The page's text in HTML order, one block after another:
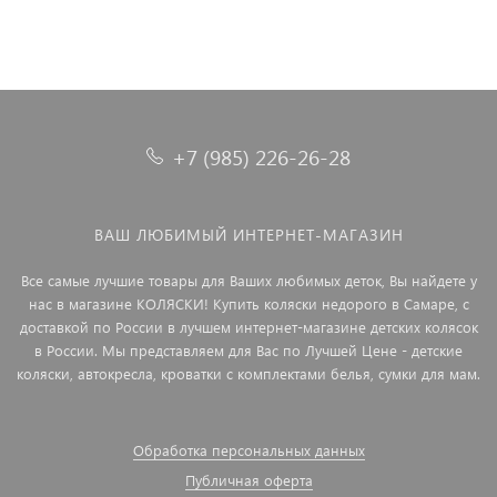
+7 (985) 226-26-28
ВАШ ЛЮБИМЫЙ ИНТЕРНЕТ-МАГАЗИН
Все самые лучшие товары для Ваших любимых деток, Вы найдете у
нас в магазине КОЛЯСКИ! Купить коляски недорого в Самаре, с
доставкой по России в лучшем интернет-магазине детских колясок
в России. Мы представляем для Вас по Лучшей Цене - детские
коляски, автокресла, кроватки с комплектами белья, сумки для мам.
Обработка персональных данных
Публичная оферта